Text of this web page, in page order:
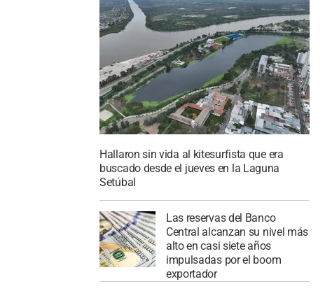
Hallaron sin vida al kitesurfista que era
buscado desde el jueves en la Laguna
Setúbal
Las reservas del Banco
Central alcanzan su nivel más
alto en casi siete años
impulsadas por el boom
exportador